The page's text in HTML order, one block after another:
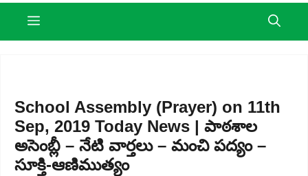
Menu
School Assembly (Prayer) on 11th
Sep, 2019 Today News | పాఠశాల
అసెంబ్లీ – నేటి వార్తలు – మంచి పద్యం –
సూక్తి-ఆణిముత్యం